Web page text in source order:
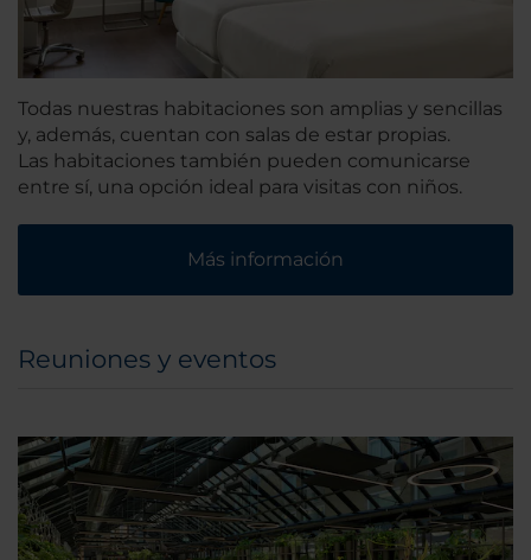
Todas nuestras habitaciones son amplias y sencillas
y, además, cuentan con salas de estar propias.
Las habitaciones también pueden comunicarse
entre sí, una opción ideal para visitas con niños.
Más información
Reuniones y eventos